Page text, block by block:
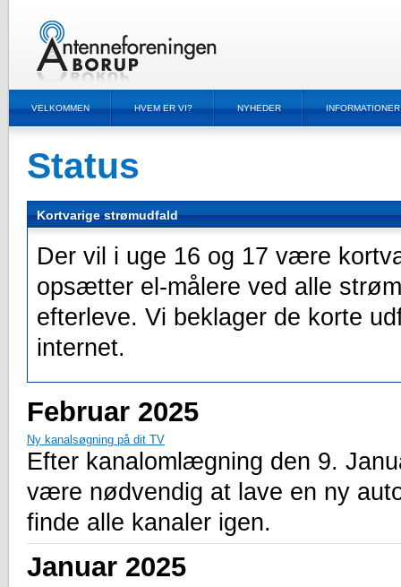
VELKOMMEN HVEM ER VI? NYHEDER INFORMATIONER
Status
Kortvarige strømudfald
Der vil i uge 16 og 17 være
opsætter el-målere ved alle
efterleve. Vi beklager de korte
internet.
Februar 2025
Ny kanalsøgning på dit TV
Efter kanalomlægning den 9.
være nødvendig at lave en ny
finde alle kanaler igen.
Januar 2025